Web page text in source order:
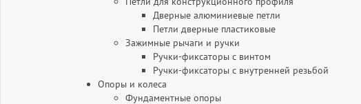
Дверные алюминиевые петли
Петли дверные пластиковые
Зажимные рычаги и ручки
Ручки-фиксаторы c винтом
Ручки-фиксаторы c внутренней резьбой
Опоры и колеса
Фундаментные опоры